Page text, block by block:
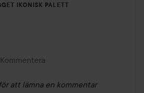
IKONISK PALETT
Kommentera
för att lämna en kommentar